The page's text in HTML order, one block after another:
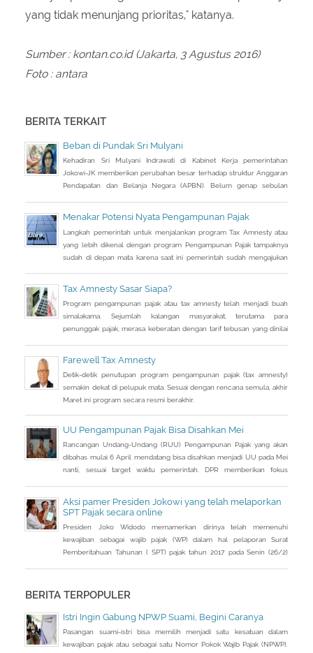
yang tidak menunjang prioritas," katanya.
Sumber : kontan.co.id (Jakarta, 3 Agustus 2016)
Foto : antara
BERITA TERKAIT
Beban di Pundak Sri Mulyani
Kehadiran Sri Mulyani Indrawati di Kabinet Kerja pemerintahan
Jokowi-JK memberikan perubahan besar terhadap struktur Anggaran
Pendapatan dan Belanja Negara (APBN). Belum genap sebulan
Menakar Potensi Nyata Pengampunan Pajak
Langkah pemerintah untuk menjalankan program Tax Amnesty atau
yang lebih dikenal dengan program Pengampunan Pajak tampaknya
sudah di depan mata karena saat ini pemerintah sudah mengajukan
disahkan di akhir bulan ini. Artinya program pengampunan pajak
tersebut dapat dijalankan
Tax Amnesty Sasar Siapa?
Program pengampunan pajak atau tax amnesty telah menjadi buah
simalakama. Sejumlah kalangan masyarakat, terutama para
penunggak pajak, merasa keberatan dengan tarif tebusan yang dinilai
Farewell Tax Amnesty
Detik-detik penutupan program pengampunan pajak (tax amnesty)
semakin dekat di pelupuk mata. Sesuai dengan rencana semula, akhir
Maret ini program secara resmi berakhir.
UU Pengampunan Pajak Bisa Disahkan Mei
Rancangan Undang-Undang (RUU) Pengampunan Pajak yang akan
dibahas mulai 6 April mendatang bisa disahkan menjadi UU pada Mei
nanti, sesuai target waktu pemerintah. DPR memberikan fokus
triliun dari target APBN 2016.
Aksi pamer Presiden Jokowi yang telah melaporkan
SPT Pajak secara online
Presiden Joko Widodo memamerkan dirinya telah memenuhi
kewajiban sebagai wajib pajak (WP) dalam hal pelaporan Surat
Pemberitahuan Tahunan ( SPT) pajak tahun 2017 pada Senin (26/2)
BERITA TERPOPULER
Istri Ingin Gabung NPWP Suami, Begini Caranya
Pasangan suami-istri bisa memilih menjadi satu kesatuan dalam
kewajiban pajak atau sebagai satu Nomor Pokok Wajib Pajak (NPWP).